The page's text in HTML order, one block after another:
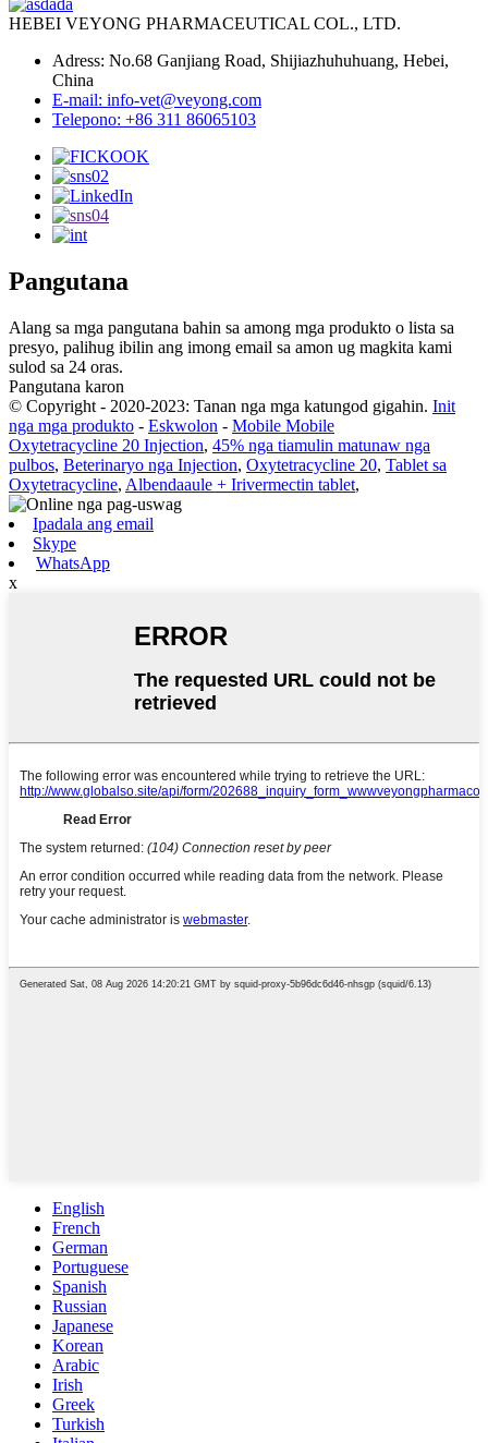
HEBEI VEYONG PHARMACEUTICAL COL., LTD.
Adress: No.68 Ganjiang Road, Shijiazhuhuhuang, Hebei,
China
E-mail: info-vet@veyong.com
Telepono: +86 311 86065103
Pangutana
Alang sa mga pangutana bahin sa among mga produkto o lista sa
presyo, palihug ibilin ang imong email sa amon ug magkita kami
sulod sa 24 oras.
Pangutana karon
© Copyright - 2020-2023: Tanan nga mga katungod gigahin. Init
nga mga produkto - Eskwolon - Mobile Mobile
Oxytetracycline 20 Injection, 45% nga tiamulin matunaw nga
pulbos, Beterinaryo nga Injection, Oxytetracycline 20, Tablet sa
Oxytetracycline, Albendaaule + Irivermectin tablet,
Ipadala ang email
Skype
WhatsApp
x
English
French
German
Portuguese
Spanish
Russian
Japanese
Korean
Arabic
Irish
Greek
Turkish